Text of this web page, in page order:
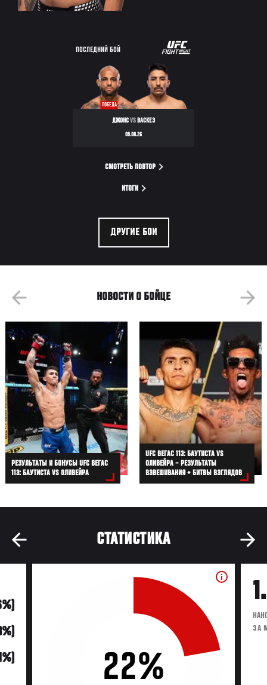
ПОСЛЕДНИЙ БОЙ
ПОБЕДА
ДЖОНСVSВАСКЕЗ
09.08.26
СМОТРЕТЬ ПОВТОР
ИТОГИ
ДРУГИЕ БОИ
НОВОСТИ О БОЙЦЕ
РЕЗУЛЬТАТЫ И БОНУСЫ UFC ВЕГАС
113: БАУТИСТА VS ОЛИВЕЙРА
UFC ВЕГАС 113: БАУТИСТА VS
ОЛИВЕЙРА – РЕЗУЛЬТАТЫ
ВЗВЕШИВАНИЯ + БИТВЫ ВЗГЛЯДОВ
СТАТИСТИКА
22%
ЗА